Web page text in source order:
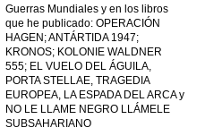
Guerras Mundiales y en los libros
que he publicado: OPERACIÓN
HAGEN; ANTÁRTIDA 1947;
KRONOS; KOLONIE WALDNER
555; EL VUELO DEL ÁGUILA,
PORTA STELLAE, TRAGEDIA
EUROPEA, LA ESPADA DEL ARCA y
NO LE LLAME NEGRO LLÁMELE
SUBSAHARIANO